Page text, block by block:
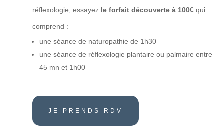
réflexologie, essayez le forfait découverte à 100€qui
comprend :
une séance de naturopathie de 1h30
une séance de réflexologie plantaire ou palmaire entre
45 mn et 1h00
JE PRENDS RDV